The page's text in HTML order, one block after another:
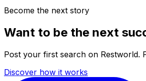
Become the next story
Want to be the next
Post your first search on Restworld.
Discover how it works